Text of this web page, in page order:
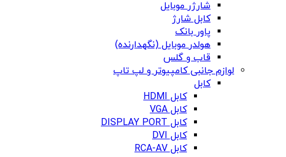
شارژر موبایل
کابل شارژ
پاور بانک
هولدر موبایل (نگهدارنده)
قاب و گلس
لوازم جانبی کامپیوتر و لپ تاپ
کابل
کابل HDMI
کابل VGA
کابل DISPLAY PORT
کابل DVI
کابل RCA-AV